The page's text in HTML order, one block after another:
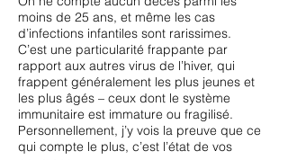
moins de 25 ans, et même les cas
d’infections infantiles sont rarissimes.
C’est une particularité frappante par
rapport aux autres virus de l’hiver, qui
frappent généralement les plus jeunes et
les plus âgés – ceux dont le système
immunitaire est immature ou fragilisé.
Personnellement, j’y vois la preuve que ce
qui compte le plus, c’est l’état de vos